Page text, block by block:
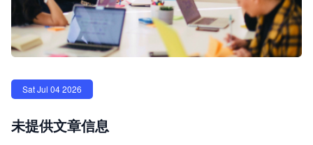
Sat Jul 04 2026
未提供文章信息